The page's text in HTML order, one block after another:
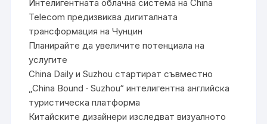
Интелигентната облачна система на China
Telecom предизвиква дигиталната
трансформация на Чунцин
Планирайте да увеличите потенциала на
услугите
China Daily и Suzhou стартират съвместно
„China Bound · Suzhou“ интелигентна английска
туристическа платформа
Китайските дизайнери изследват визуалното